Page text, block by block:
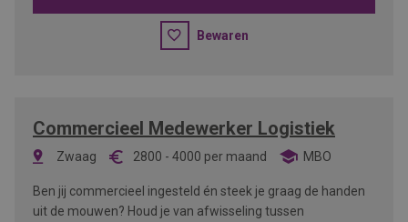
Bewaren
Commercieel Medewerker Logistiek
Zwaag 2800 - 4000 per maand MBO
Ben jij commercieel ingesteld én steek je graag de handen
uit de mouwen? Houd je van afwisseling tussen